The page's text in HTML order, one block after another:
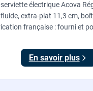
électrique Acova
extra-plat 11,3 cm,
française : fourni et
compris.
En savoir plus